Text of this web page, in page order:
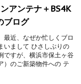
アンテナ＋BS4K
ブログ
近、なぜか忙しくブロ
いまして ひさしぶりの
ですが、横浜市保土ヶ谷
）のご新築物件への テ